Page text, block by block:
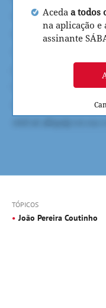
Aceda a todos
na aplicação e
assinante
TÓPICOS
João Pereira Coutinho